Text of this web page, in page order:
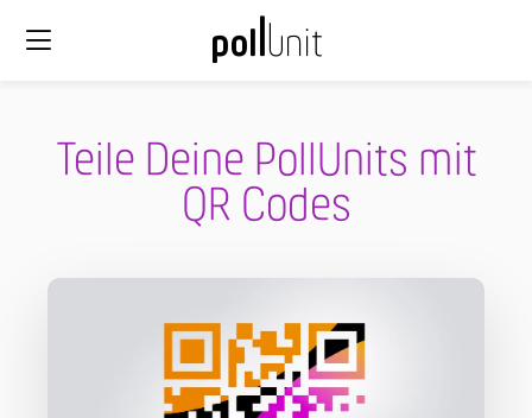
Teile Deine PollUnits mit
QR Codes